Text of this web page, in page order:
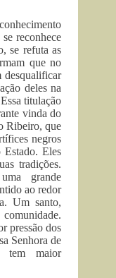
reconhece
se refuta as
que no
desqualificar
deles na
titulação
vinda do
Ribeiro, que
negros
Eles
tradições.
grande
ao redor
Um santo,
pressão dos
Senhora de
tem maior